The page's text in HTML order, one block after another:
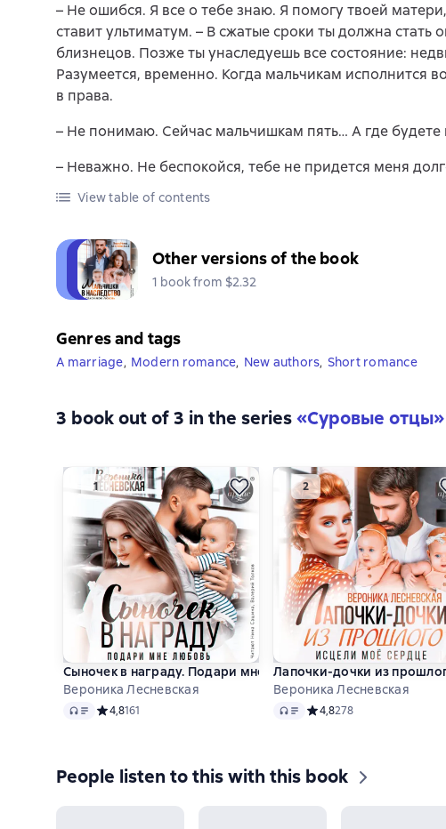
– Не ошибся. Я все о тебе знаю. Я помогу твоей
ставит ультиматум. – В сжатые сроки ты должна
близнецов. Позже ты унаследуешь все состояние:
Разумеется, временно. Когда мальчикам исполнится
в права.
– Не понимаю. Сейчас мальчишкам пять… А где будете
– Неважно. Не беспокойся, тебе не придется меня
View table of contents
Other versions of the book
1 book from $2.32
Genres and tags
A marriage, Modern romance, New authors, Short romance
3 book out of 3 in the series«Суровые отцы»
Сыночек в награду. Подари мне любовь
Вероника Лесневская
Audio Средний рейтинг 4,8 на основе 161 оценок
4,8161
Лапочки-дочки из
Вероника Лесневская
Audio Средний рейтинг 4,8 на
4,8278
People listen to this with this book